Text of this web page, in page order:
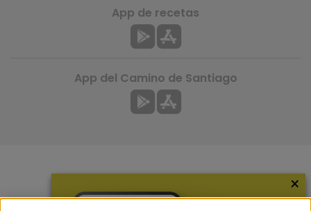
App de recetas
App del Camino de Santiago
×